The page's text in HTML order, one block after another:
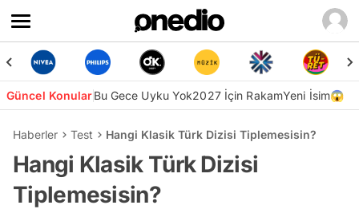
Güncel KonularBu Gece Uyku Yok2027 İçin RakamYeni İsim😱
Haberler Test Hangi Klasik Türk Dizisi Tiplemesisin?
Hangi Klasik Türk Dizisi
Tiplemesisin?